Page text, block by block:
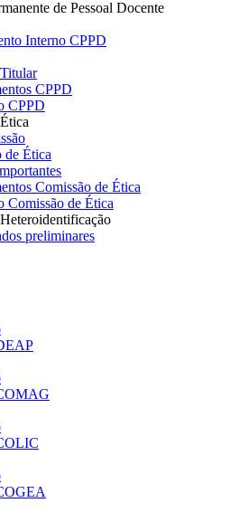
de Pessoal Docente
Interno CPPD
CPPD
CPPD
de Ética
Comissão de Ética
Comissão de Ética
preliminares